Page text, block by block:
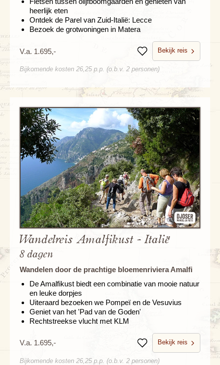
heerlijk eten
Ontdek de Parel van Zuid-Italië: Lecce
Bezoek de grotwoningen in Matera
V.a. 1.695,- BewarenBekijk reis
Bijkomende kosten 26,25 p.p. (o.b.v. 2 personen)
Wandelreis Amalfikust - Italië
8 dagen
Wandelen door de prachtige bloemenriviera Amalfi
De Amalfikust biedt een combinatie van mooie natuur
en leuke dorpjes
Uiteraard bezoeken we Pompeï en de Vesuvius
Geniet van het 'Pad van de Goden'
Rechtstreekse vlucht met KLM
V.a. 1.695,- BewarenBekijk reis
Bijkomende kosten 26,25 p.p. (o.b.v. 2 personen)